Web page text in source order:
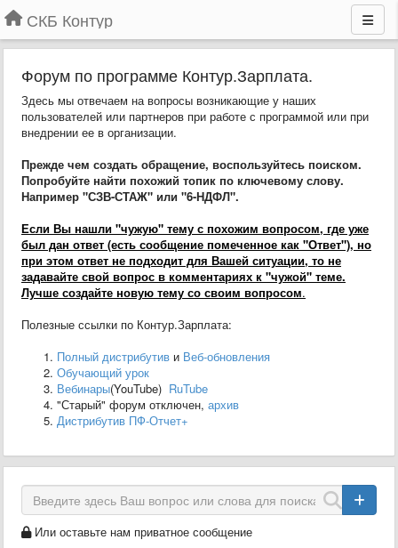
СКБ Контур
Форум по программе Контур.Зарплата.
Здесь мы отвечаем на вопросы возникающие у наших
пользователей или партнеров при работе с программой или при
внедрении ее в организации.
Прежде чем создать обращение, воспользуйтесь поиском.
Попробуйте найти похожий топик по ключевому слову.
Например "СЗВ-СТАЖ" или "6-НДФЛ".
Если Вы нашли "чужую" тему с похожим вопросом, где уже
был дан ответ (есть сообщение помеченное как "Ответ"), но
при этом ответ не подходит для Вашей ситуации, то не
задавайте свой вопрос в комментариях к "чужой" теме.
Лучше создайте новую тему со своим вопросом.
Полезные ссылки по Контур.Зарплата:
Полный дистрибутив и Веб-обновления
Обучающий урок
Вебинары(YouTube) RuTube
"Старый" форум отключен, архив
Дистрибутив ПФ-Отчет+
Или оставьте нам приватное сообщение